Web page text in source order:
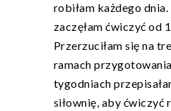
robiłam każdego dnia.
zaczęłam ćwiczyć od
Przerzuciłam się na
ramach
tygodniach
siłownię, aby ćwiczyć